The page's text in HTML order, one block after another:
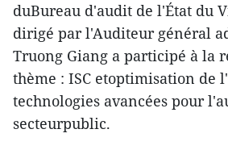
duBureau d'audit de l'État du
dirigé par l'Auditeur général
Truong Giang a participé à la
thème : ISC etoptimisation de
technologies avancées pour
secteurpublic.